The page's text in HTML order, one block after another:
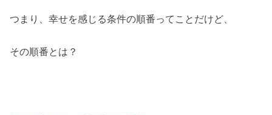
つまり、幸せを感じる条件の順番ってことだけど、
その順番とは？